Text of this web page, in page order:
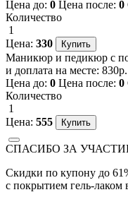
Цена до: 0 Цена после: 0
Количество
1
Цена: 330
Маникюр и педикюр с
и доплата на месте:
Цена до: 0 Цена после: 0
Количество
1
Цена: 555
СПАСИБО ЗА
Скидки по купону до
с покрытием гель-лаком